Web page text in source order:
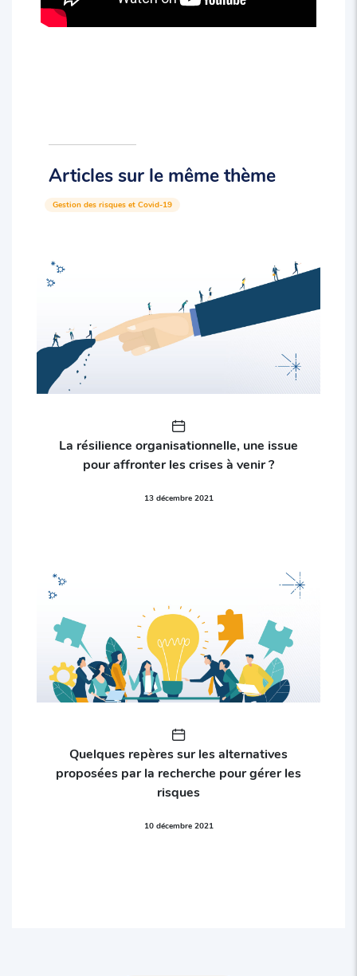
Articles sur le même thème
Gestion des risques et Covid-19
La résilience organisationnelle, une issue
pour affronter les crises à venir ?
13 décembre 2021
Quelques repères sur les alternatives
proposées par la recherche pour gérer les
risques
10 décembre 2021